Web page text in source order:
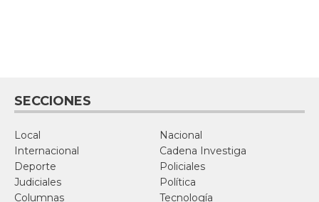
SECCIONES
Local
Nacional
Internacional
Cadena Investiga
Deporte
Policiales
Judiciales
Política
Columnas
Tecnología